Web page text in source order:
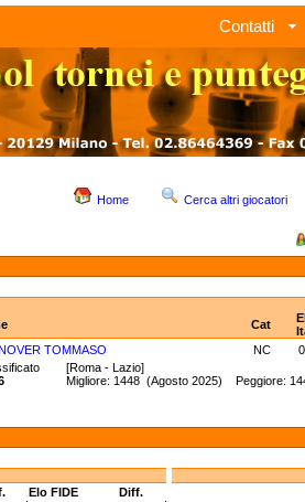
Contatti
Home Cerca altri giocatori
Cat
TOMMASO
NC 0
[Roma - Lazio]
Migliore: 1448 (Agosto 2025) Peggiore:
Elo FIDE
Diff.